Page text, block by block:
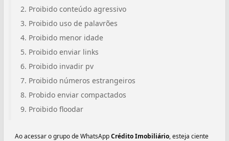
Proibido conteúdo agressivo
Proibido uso de palavrões
Proibido menor idade
Proibido enviar links
Proibido invadir pv
Proibido números estrangeiros
Probido enviar compactados
Proibido floodar
Ao acessar o grupo de WhatsAppCrédito Imobiliário, esteja ciente